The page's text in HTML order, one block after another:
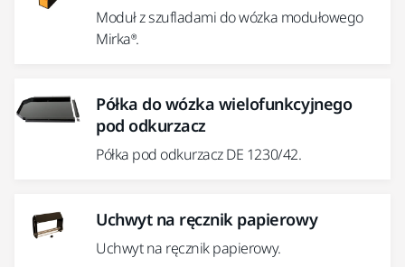
Moduł z szufladami do wózka modułowego
Mirka®.
Półka do wózka wielofunkcyjnego
pod odkurzacz
Półka pod odkurzacz DE 1230/42.
Uchwyt na ręcznik papierowy
Uchwyt na ręcznik papierowy.